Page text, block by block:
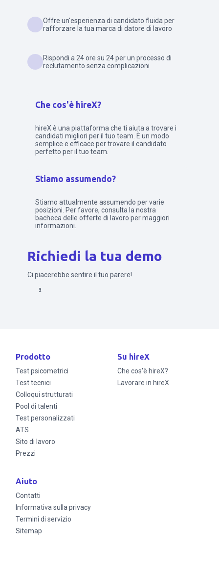
Offre un'esperienza di candidato fluida per
rafforzare la tua marca di datore di lavoro
Rispondi a 24 ore su 24 per un processo di
reclutamento senza complicazioni
Che cos'è hireX?
hireX è una piattaforma che ti aiuta a trovare i
candidati migliori per il tuo team. È un modo
semplice e efficace per trovare il candidato
perfetto per il tuo team.
Stiamo assumendo?
Stiamo attualmente assumendo per varie
posizioni. Per favore, consulta la nostra
bacheca delle offerte di lavoro per maggiori
informazioni.
Richiedi la tua demo
Ci piacerebbe sentire il tuo parere!
Invia
Prodotto
Test psicometrici
Test tecnici
Colloqui strutturati
Pool di talenti
Test personalizzati
ATS
Sito di lavoro
Prezzi
Su hireX
Che cos'è hireX?
Lavorare in hireX
Aiuto
Contatti
Informativa sulla privacy
Termini di servizio
Sitemap